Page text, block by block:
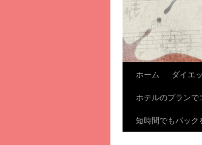
ホーム ダイエ
ホテルのプランで
短時間でもパック